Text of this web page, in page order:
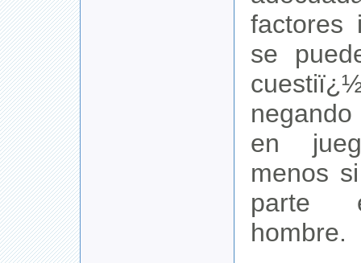
factores
se
en
menos
parte
hombre.